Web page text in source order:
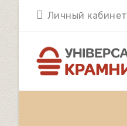
содержимому
Личный кабинет